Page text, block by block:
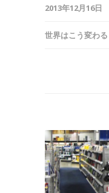
2013年12月16日
世界はこう変わる